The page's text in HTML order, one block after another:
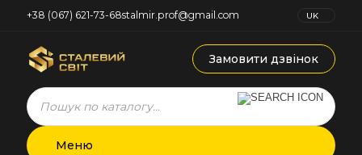
+38 (067) 621-73-68stalmir.prof@gmail.com
UK
Замовити дзвінок
Products
search
Меню